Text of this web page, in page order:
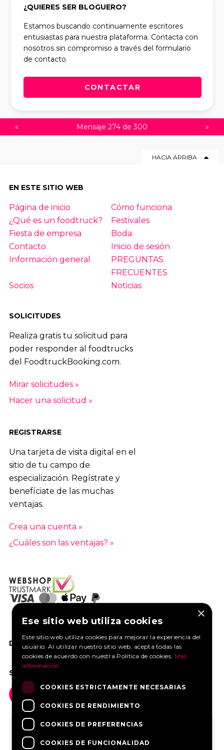
¿QUIERES SER BLOGUERO?
Estamos buscando continuamente escritores
entusiastas para nuestra plataforma. Contacta con
nosotros sin compromiso a través del formulario
de contacto.
CONTACTAR
« Mensaje 274 de 300 »
HACIA ARRIBA
EN ESTE SITIO WEB
Página de inicio
Cómo funciona
¿Qué es un foodtruck?
Festivales
Fiesta de empresa
Boda
Contacto
Inicio de sesión
Información general
PREGUNTAS
FRECUENTES
Socios
Noticias
SOLICITUDES
Realiza gratis tu solicitud para
poder responder al foodtrucks
del FoodtruckBooking.com.
Mirar solicitudes »
Hacer una solicitud »
REGISTRARSE
Una tarjeta de visita digital en el
sitio de tu campo de
especialización. Regístrate y
benefíciate de las muchas
ventajas.
Crea una cuenta »
¿Cuáles son las ventajas? »
DANOS UN ME GUSTA EN FACEBOOK
SOCIAL MEDIA
×
Ese sitio web utiliza cookies
Este sitio web utiliza cookies para mejorar la experiencia del
usuario. Al utilizar nuestro sitio web, acepta todas las
cookies de acuerdo con nuestra Política de cookies. Más
información
COOKIES ESTRICTAMENTE NECESARIAS
COOKIES DE RENDIMIENTO
COOKIES DE PREFERENCIAS
COOKIES DE FUNCIONALIDAD